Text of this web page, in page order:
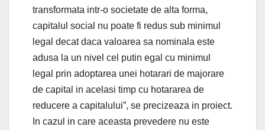
transformata intr-o societate de alta forma,
capitalul social nu poate fi redus sub minimul
legal decat daca valoarea sa nominala este
adusa la un nivel cel putin egal cu minimul
legal prin adoptarea unei hotarari de majorare
de capital in acelasi timp cu hotararea de
reducere a capitalului”, se precizeaza in proiect.
In cazul in care aceasta prevedere nu este